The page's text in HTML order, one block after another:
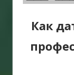
Как